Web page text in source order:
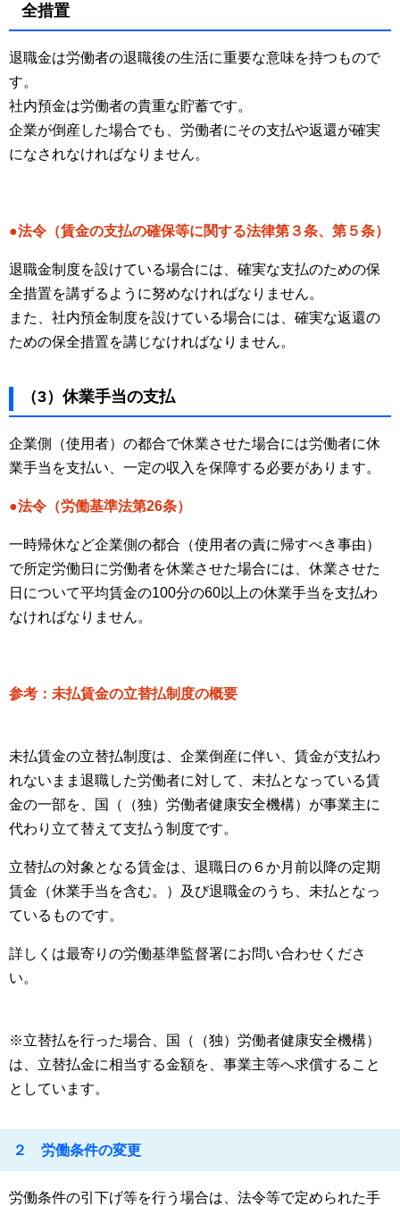
全措置
退職金は労働者の退職後の生活に重要な意味を持つもので
す。
社内預金は労働者の貴重な貯蓄です。
企業が倒産した場合でも、労働者にその支払や返還が確実
になされなければなりません。
●法令（賃金の支払の確保等に関する法律第３条、第５条）
退職金制度を設けている場合には、確実な支払のための保
全措置を講ずるように努めなければなりません。
また、社内預金制度を設けている場合には、確実な返還の
ための保全措置を講じなければなりません。
（3）休業手当の支払
企業側（使用者）の都合で休業させた場合には労働者に休
業手当を支払い、一定の収入を保障する必要があります。
●法令（労働基準法第26条）
一時帰休など企業側の都合（使用者の責に帰すべき事由）
で所定労働日に労働者を休業させた場合には、休業させた
日について平均賃金の100分の60以上の休業手当を支払わ
なければなりません。
参考：未払賃金の立替払制度の概要
未払賃金の立替払制度は、企業倒産に伴い、賃金が支払わ
れないまま退職した労働者に対して、未払となっている賃
金の一部を、国（（独）労働者健康安全機構）が事業主に
代わり立て替えて支払う制度です。
立替払の対象となる賃金は、退職日の６か月前以降の定期
賃金（休業手当を含む。）及び退職金のうち、未払となっ
ているものです。
詳しくは最寄りの労働基準監督署にお問い合わせくださ
い。
※立替払を行った場合、国（（独）労働者健康安全機構）
は、立替払金に相当する金額を、事業主等へ求償すること
としています。
２ 労働条件の変更
労働条件の引下げ等を行う場合は、法令等で定められた手